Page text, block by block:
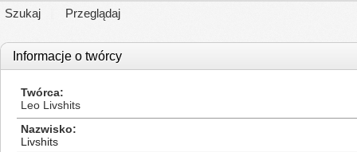
Szukaj Przeglądaj
Informacje o twórcy
Twórca
Leo Livshits
Nazwisko
Livshits